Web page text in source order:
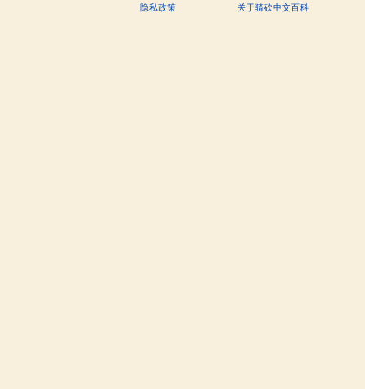
隐私政策 关于骑砍中文百科